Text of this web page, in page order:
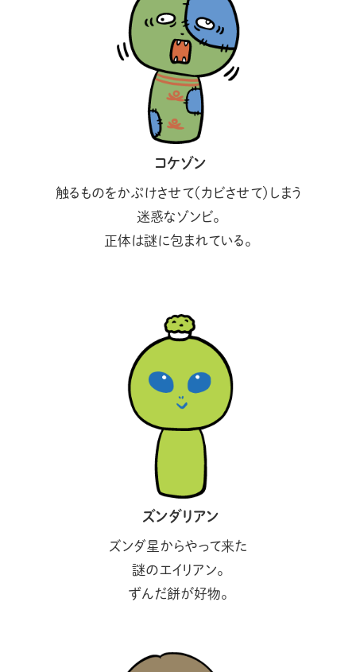
コケゾン
触るものをかぷけさせて（カビさせて）しまう
迷惑なゾンビ。
正体は謎に包まれている。
ズンダリアン
ズンダ星からやって来た
謎のエイリアン。
ずんだ餅が好物。